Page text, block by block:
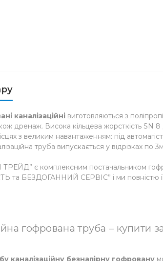
каналізаційні виготовляються з
дренаж. Висока кільцева жорсткість
з великим навантаженням: під
труба випускається у відрізках
ТРЕЙД” є комплексним постачальником
та БЕЗДОГАННИЙ СЕРВІС” і ми повністю
гофрована труба – купити
каналізаційну безнапірну гофровану